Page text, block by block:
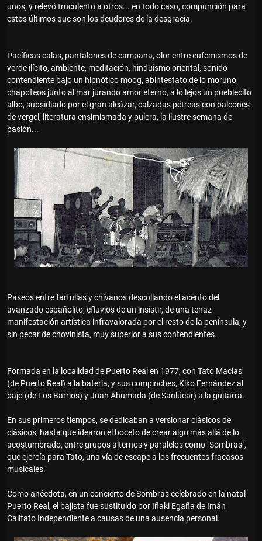
unos, y relevó truculento a otros... en todo caso, compunción para
estos últimos que son los deudores de la desgracia.
Pacíficas calas, pantalones de campana, olor entre eufemismos de
verde ilícito, ambiente, meditación, hinduismo oriental, sonido
contendiente bajo un hipnótico moog, abintestato de lo moruno,
chapoteos junto al mar jurando amor eterno, a lo lejos un pueblecito
albo, subsidiado por el gran alcázar, calzadas pétreas con balcones
de vergel, literatura ensimismada y pulcra, la ilustre semana de
pasión...
Paseos entre farfullas y chívanos descollando el acento del
avanzado españolito, efluvios de un insistir, de una tenaz
manifestación artística infravalorada por el resto de la península, y
sin pecar de chovinista, muy superior a sus contendientes.
Formada en la localidad de Puerto Real en 1977, con Tato Macias
(de Puerto Real) a la batería, y sus compinches, Kiko Fernández al
bajo (de Los Barrios) y Juan Ahumada (de Sanlúcar) a la guitarra.
En sus primeros tiempos, se dedicaban a versionar clásicos de
clásicos, hasta que idearon el boceto de crear algo más allá de lo
acostumbrado, entre grupos alternos y paralelos como "Sombras",
que ejercía para Tato, una vía de escape a los frecuentes fracasos
musicales.
Como anécdota, en un concierto de Sombras celebrado en la natal
Puerto Real, el bajista fue sustituido por Iñaki Egaña de Imán
Califato Independiente a causas de una ausencia personal.